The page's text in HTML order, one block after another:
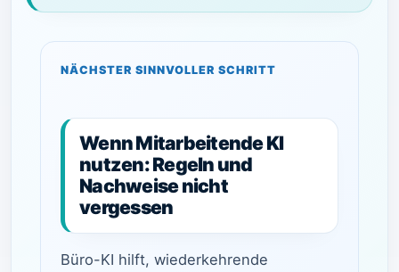
NÄCHSTER SINNVOLLER SCHRITT
Wenn Mitarbeitende KI
nutzen: Regeln und
Nachweise nicht
vergessen
Büro-KI hilft, wiederkehrende